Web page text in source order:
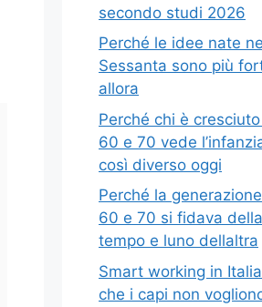
secondo studi 2026
Perché le idee nate
Sessanta sono più
allora
Perché chi è
60 e 70 vede
così diverso oggi
Perché la
60 e 70 si fidava
tempo e luno dellaltra
Smart working in
che i capi non